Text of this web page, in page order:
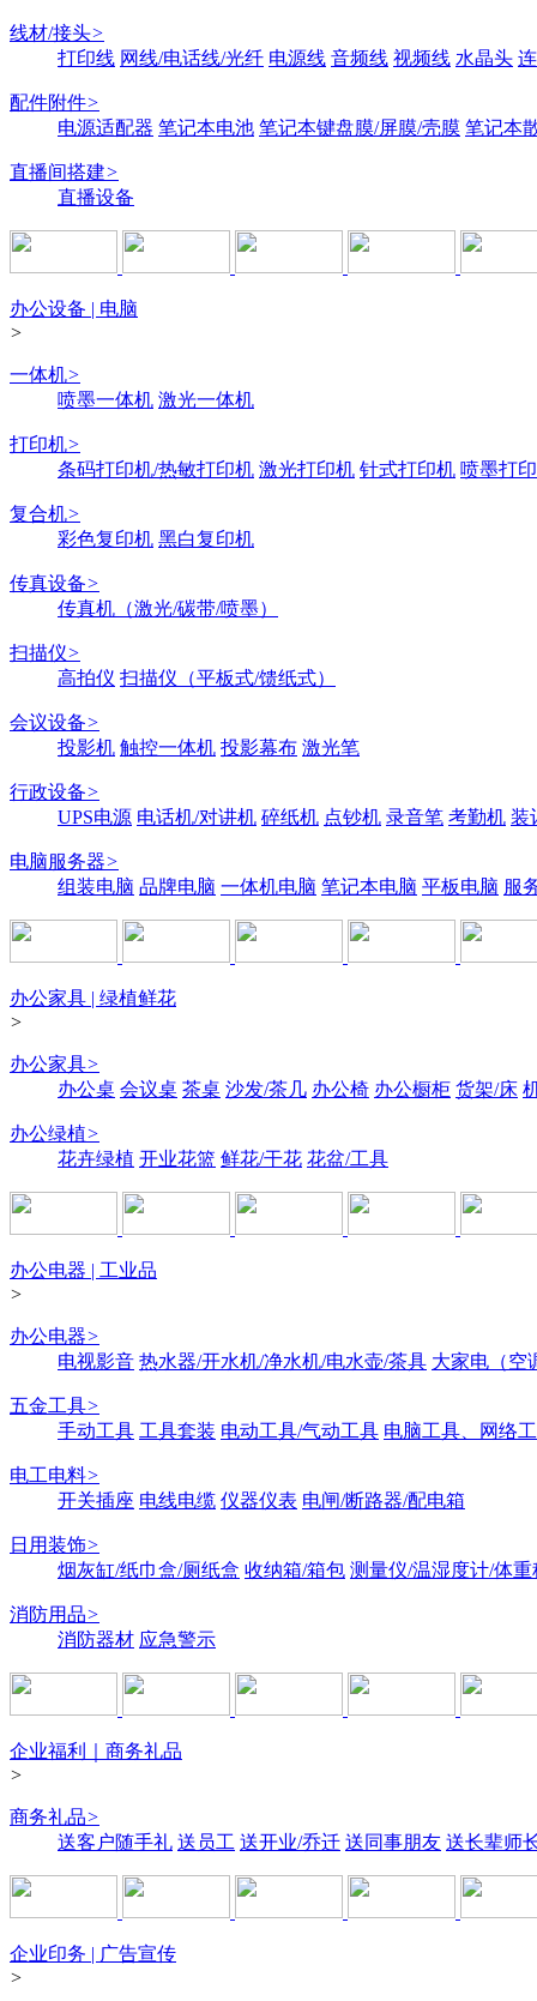
线材/接头>
打印线 网线/电话线/光纤 电源线 音频线 视频线 水晶头
配件附件>
电源适配器 笔记本电池 笔记本键盘膜/屏膜/壳膜 笔记本
直播间搭建>
直播设备
办公设备 | 电脑
>
一体机>
喷墨一体机 激光一体机
打印机>
条码打印机/热敏打印机 激光打印机 针式打印机 喷墨打
复合机>
彩色复印机 黑白复印机
传真设备>
传真机（激光/碳带/喷墨）
扫描仪>
高拍仪 扫描仪（平板式/馈纸式）
会议设备>
投影机 触控一体机 投影幕布 激光笔
行政设备>
UPS电源 电话机/对讲机 碎纸机 点钞机 录音笔 考勤机 装
电脑服务器>
组装电脑 品牌电脑 一体机电脑 笔记本电脑 平板电脑 服
办公家具 | 绿植鲜花
>
办公家具>
办公桌 会议桌 茶桌 沙发/茶几 办公椅 办公橱柜 货架/床
办公绿植>
花卉绿植 开业花篮 鲜花/干花 花盆/工具
办公电器 | 工业品
>
办公电器>
电视影音 热水器/开水机/净水机/电水壶/茶具 大家电（空
五金工具>
手动工具 工具套装 电动工具/气动工具 电脑工具、网络
电工电料>
开关插座 电线电缆 仪器仪表 电闸/断路器/配电箱
日用装饰>
烟灰缸/纸巾盒/厕纸盒 收纳箱/箱包 测量仪/温湿度计/体重
消防用品>
消防器材 应急警示
企业福利｜商务礼品
>
商务礼品>
送客户随手礼 送员工 送开业/乔迁 送同事朋友 送长辈师
企业印务 | 广告宣传
>